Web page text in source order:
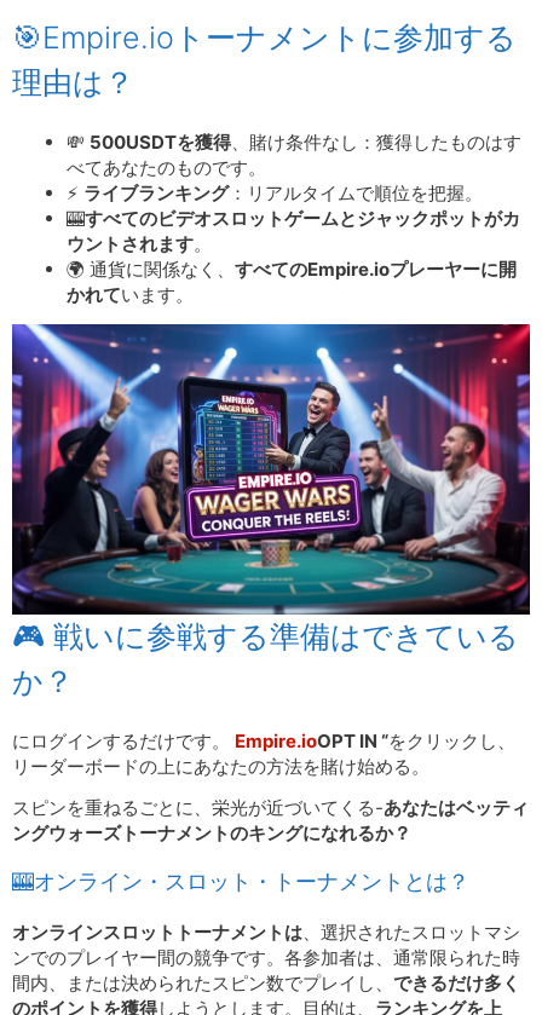
🎯Empire.ioトーナメントに参加する
理由は？
💸 500USDTを獲得、賭け条件なし：獲得したものはす
べてあなたのものです。
⚡ ライブランキング：リアルタイムで順位を把握。
🎰すべてのビデオスロットゲームとジャックポットがカ
ウントされます。
🌍 通貨に関係なく、 すべてのEmpire.ioプレーヤーに開
かれています。
🎮 戦いに参戦する準備はできている
か？
にログインするだけです。 Empire.ioOPT IN “をクリックし、
リーダーボードの上にあなたの方法を賭け始める。
スピンを重ねるごとに、栄光が近づいてくる-あなたはベッティ
ングウォーズトーナメントのキングになれるか？
🎰オンライン・スロット・トーナメントとは？
オンラインスロットトーナメントは 、選択されたスロットマシ
ンでのプレイヤー間の競争です。各参加者は、通常限られた時
間内、または決められたスピン数でプレイし、 できるだけ多く
のポイントを獲得しようとします。目的は、 ランキングを上